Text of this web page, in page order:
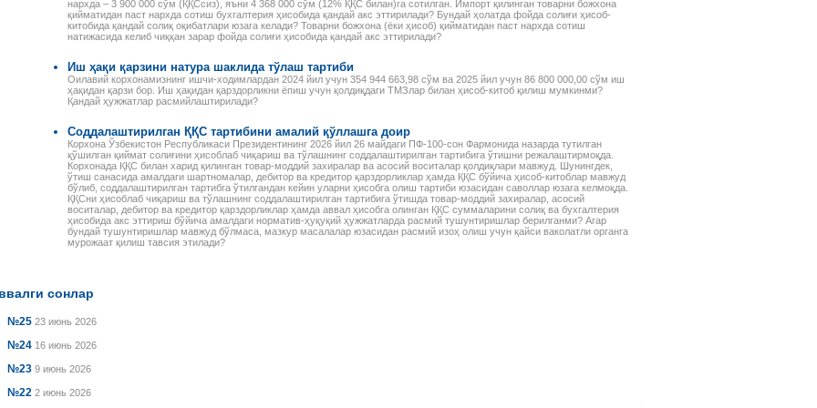
нархда – 3 900 000 сўм (ҚҚСсиз), яъни 4 368 000 сўм (12% ҚҚС билан)га сотилган. Импорт қилинган товарни божхона
қийматидан паст нархда сотиш бухгалтерия ҳисобида қандай акс эттирилади? Бундай ҳолатда фойда солиғи ҳисоб-
китобида қандай солиқ оқибатлари юзага келади? Товарни божхона (ёки ҳисоб) қийматидан паст нархда сотиш
натижасида келиб чиққан зарар фойда солиғи ҳисобида қандай акс эттирилади?
Иш ҳақи қарзини натура шаклида тўлаш тартиби
Оилавий корхонамизнинг ишчи-ходимлардан 2024 йил учун 354 944 663,98 сўм ва 2025 йил учун 86 800 000,00 сўм иш
ҳақидан қарзи бор. Иш ҳақидан қарздорликни ёпиш учун қолдиқдаги ТМЗлар билан ҳисоб-китоб қилиш мумкинми?
Қандай ҳужжатлар расмийлаштирилади?
Соддалаштирилган ҚҚС тартибини амалий қўллашга доир
Корхона Ўзбекистон Республикаси Президентининг 2026 йил 26 майдаги ПФ-100-сон Фармонида назарда тутилган
қўшилган қиймат солиғини ҳисоблаб чиқариш ва тўлашнинг соддалаштирилган тартибига ўтишни режалаштирмоқда.
Корхонада ҚҚС билан харид қилинган товар-моддий захиралар ва асосий воситалар қолдиқлари мавжуд. Шунингдек,
ўтиш санасида амалдаги шартномалар, дебитор ва кредитор қарздорликлар ҳамда ҚҚС бўйича ҳисоб-китоблар мавжуд
бўлиб, соддалаштирилган тартибга ўтилгандан кейин уларни ҳисобга олиш тартиби юзасидан саволлар юзага келмоқда.
ҚҚСни ҳисоблаб чиқариш ва тўлашнинг соддалаштирилган тартибига ўтишда товар-моддий захиралар, асосий
воситалар, дебитор ва кредитор қарздорликлар ҳамда аввал ҳисобга олинган ҚҚС суммаларини солиқ ва бухгалтерия
ҳисобида акс эттириш бўйича амалдаги норматив-ҳуқуқий ҳужжатларда расмий тушунтиришлар берилганми? Агар
бундай тушунтиришлар мавжуд бўлмаса, мазкур масалалар юзасидан расмий изоҳ олиш учун қайси ваколатли органга
мурожаат қилиш тавсия этилади?
сонлар
№25 23 июнь 2026
№24 16 июнь 2026
№23 9 июнь 2026
№22 2 июнь 2026